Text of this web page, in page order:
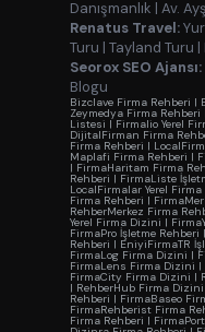
Danışmanlık | Av.
Renatus Travel:
Turu | Tayland Turu |
Seorox SEO Ajansı:
Blogu
Bizclave Firma Rehberi |
Zeymedya Firma Rehberi
Listesi | Firmalio Yerel
DijitalFirman Firma
Firma Rehberi |
Maplafi Firma Rehberi |
| FirmaHaritam Firma
Rehberi | FirmaListe
LocalFirmalar Yerel Firma
Firma Rehberi |
RehberMerkez Firma
Yerel Firma Dizini |
FirmaPro İşletme Rehberi |
Rehberi | EniyiFirmaTR
FirmaLog Firma Dizini |
FirmaLens Firma Dizini |
FirmaCity Firma Dizini |
| RehberHub Firma Dizini
Rehberi | FirmaBaseo
FirmaRehberist Firma
Firma Rehberi |